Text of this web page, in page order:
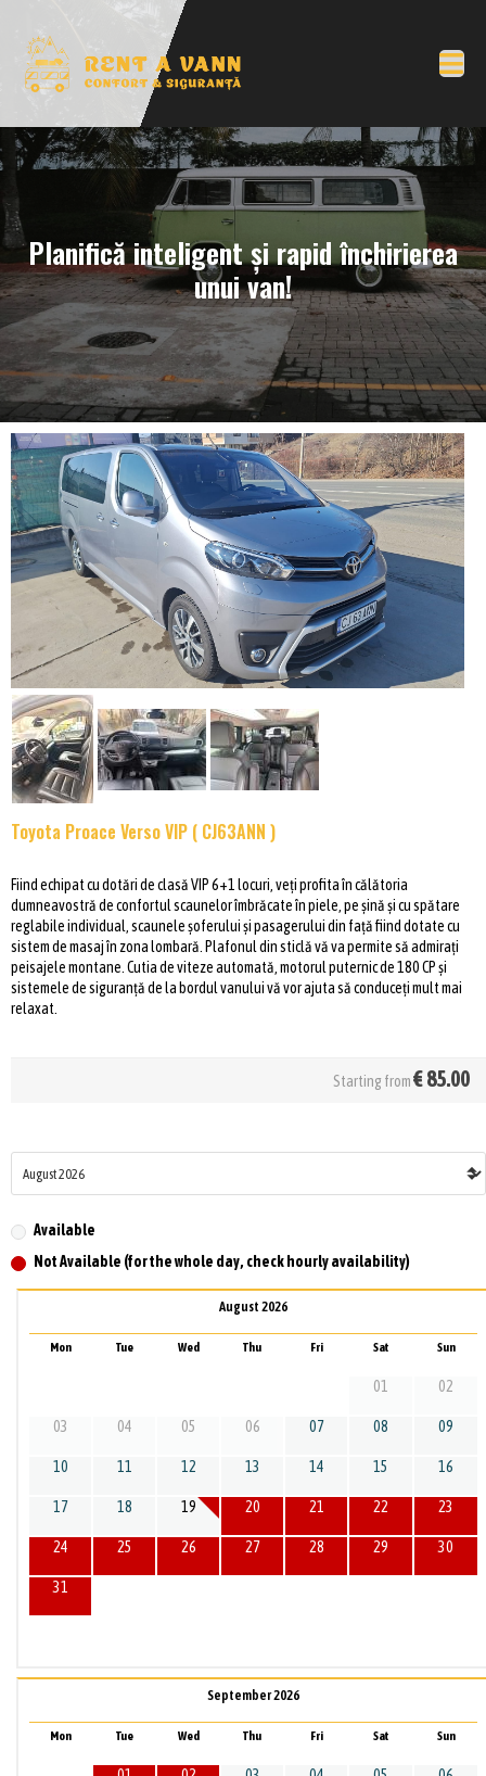
Planifică inteligent și rapid închirierea
unui van!
Toyota Proace Verso VIP ( CJ63ANN )
Fiind echipat cu dotări de clasă VIP 6+1 locuri, veți profita în călătoria
dumneavostră de confortul scaunelor îmbrăcate în piele, pe șină și cu spătare
reglabile individual, scaunele șoferului și pasagerului din față fiind dotate cu
sistem de masaj în zona lombară. Plafonul din sticlă vă va permite să admirați
peisajele montane. Cutia de viteze automată, motorul puternic de 180 CP și
sistemele de siguranță de la bordul vanului vă vor ajuta să conduceți mult mai
relaxat.
Starting from€85.00
Available
Not Available (for the whole day, check hourly availability)
August 2026
Mon Tue Wed Thu Fri Sat Sun
01 02
03 04 05 06 07 08 09
10 11 12 13 14 15 16
17 18 19 20 21 22 23
24 25 26 27 28 29 30
31
September 2026
Mon Tue Wed Thu Fri Sat Sun